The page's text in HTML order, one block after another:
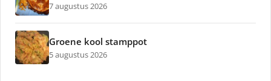
7 augustus 2026
Groene kool stamppot
5 augustus 2026